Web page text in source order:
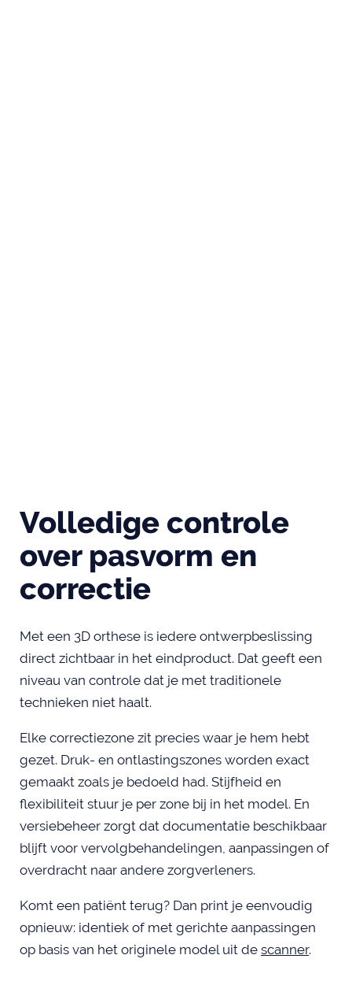
Volledige controle
over pasvorm en
correctie
Met een 3D orthese is iedere ontwerpbeslissing
direct zichtbaar in het eindproduct. Dat geeft een
niveau van controle dat je met traditionele
technieken niet haalt.
Elke correctiezone zit precies waar je hem hebt
gezet. Druk- en ontlastingszones worden exact
gemaakt zoals je bedoeld had. Stijfheid en
flexibiliteit stuur je per zone bij in het model. En
versiebeheer zorgt dat documentatie beschikbaar
blijft voor vervolgbehandelingen, aanpassingen of
overdracht naar andere zorgverleners.
Komt een patiënt terug? Dan print je eenvoudig
opnieuw: identiek of met gerichte aanpassingen
op basis van het originele model uit de scanner.